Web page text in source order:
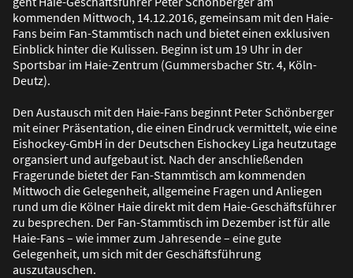
kommenden Mittwoch, 14.12.2016, gemeinsam mit den Haie-
Fans beim Fan-Stammtisch nach und bietet einen exklusiven
Einblick hinter die Kulissen. Beginn ist um 19 Uhr in der
Sportsbar im Haie-Zentrum (Gummersbacher Str. 4, Köln-
Deutz).
Den Austausch mit den Haie-Fans beginnt Peter Schönberger
mit einer Präsentation, die einen Eindruck vermittelt, wie eine
Eishockey-GmbH in der Deutschen Eishockey Liga heutzutage
organsiert und aufgebaut ist. Nach der anschließenden
Fragerunde bietet der Fan-Stammtisch am kommenden
Mittwoch die Gelegenheit, allgemeine Fragen und Anliegen
rund um die Kölner Haie direkt mit dem Haie-Geschäftsführer
zu besprechen. Der Fan-Stammtisch im Dezember ist für alle
Haie-Fans – wie immer zum Jahresende – eine gute
Gelegenheit, um sich mit der Geschäftsführung
auszutauschen.